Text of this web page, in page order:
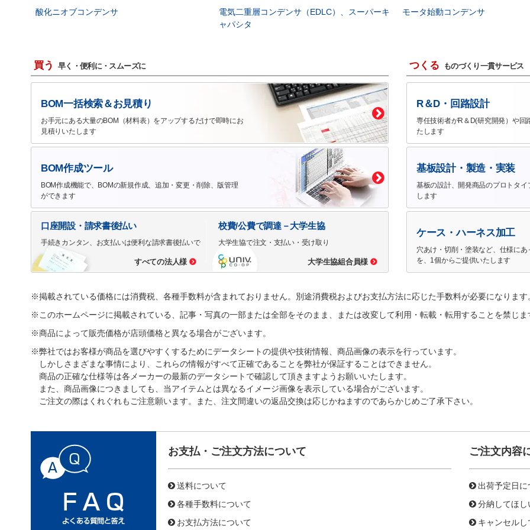
酸化ニオブコンデンサ
電気二重層コンデンサ（EDLC）、スーパーキ
ャパシタ
モータ始動コンデンサ
買う 早く・便利に・スムーズに
BOM一括検索＆お見積り
お手元にある大量のBOM（材料表）をアップするだけで即時にお
見積りいたします
BOM作成ツール
BOM作成機能で、BOMの新規作成、追加・変更・削除、版管理
ができます
口座開設・請求書後払い
手続きカンタン、お支払いは便利な請求書後払いで
すべての法人様
校費/公費で調達－大学生協
大学生協で注文・支払い・受け取り
大学生協組合員様
つくる ものづくり一貫サービス
R＆D・回路設計
専任技術者がR＆D(研究開発）や回
たします
基板設計・製造・実装
基板の設計、開発商品のプロトタ
します
ケース・ハーネス加工
穴あけ・切削・塗装など、仕様に
を、1個からご提供いたします
※掲載されている価格には消費税、各種手数料が含まれておりません。別途消費税およびお支払方法に応じた手数料が必要になります
※このホームページに掲載されている、記事・写真の一部または全部をそのまま、または改変して利用・転載・転用することを禁じま
※商品によって販売価格が店頭価格と異なる場合がございます。
※弊社ではお客様が商品を選びやすくするためにデータシートの提供や技術情報、商品画像の表示を行っています。
しかしさまざまな事情により、これらの情報がすべて正確であることを弊社が保証することはできません。
商品の正確な仕様等は各メーカーの最新のデータシートで確認して頂きますようお願いいたします。
また、商品画像につきましても、当アイテムとは異なるイメージ画像を表示している場合がございます。
ご注文の際はくれぐれもご注意願います。また、注文間違いの返品交換は応じかねますのであらかじめご了承下さい。
お支払・ご注文方法について
送料について
各種手数料について
お支払方法について
ご注文内容
出荷予定日に
分納してほし
キャンセルし